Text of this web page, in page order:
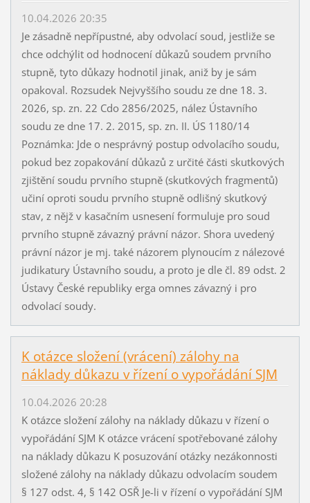
10.04.2026 20:35
Je zásadně nepřípustné, aby odvolací soud, jestliže se
chce odchýlit od hodnocení důkazů soudem prvního
stupně, tyto důkazy hodnotil jinak, aniž by je sám
opakoval. Rozsudek Nejvyššího soudu ze dne 18. 3.
2026, sp. zn. 22 Cdo 2856/2025, nález Ústavního
soudu ze dne 17. 2. 2015, sp. zn. II. ÚS 1180/14
Poznámka: Jde o nesprávný postup odvolacího soudu,
pokud bez zopakování důkazů z určité části skutkových
zjištění soudu prvního stupně (skutkových fragmentů)
učiní oproti soudu prvního stupně odlišný skutkový
stav, z nějž v kasačním usnesení formuluje pro soud
prvního stupně závazný právní názor. Shora uvedený
právní názor je mj. také názorem plynoucím z nálezové
judikatury Ústavního soudu, a proto je dle čl. 89 odst. 2
Ústavy České republiky erga omnes závazný i pro
odvolací soudy.
K otázce složení (vrácení) zálohy na
náklady důkazu v řízení o vypořádání SJM
10.04.2026 20:28
K otázce složení zálohy na náklady důkazu v řízení o
vypořádání SJM K otázce vrácení spotřebované zálohy
na náklady důkazu K posuzování otázky nezákonnosti
složené zálohy na náklady důkazu odvolacím soudem
§ 127 odst. 4, § 142 OSŘ Je-li v řízení o vypořádání SJM